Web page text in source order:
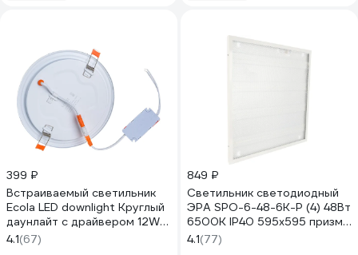
399 ₽
Встраиваемый светильник
Ecola LED downlight Круглый
даунлайт с драйвером 12W
220V 4200K 170x20
DRRV12ELC
4.1(67)
849 ₽
Светильник светодиодный
ЭРА SPO-6-48-6K-P (4) 48Вт
6500К IP40 595х595 призма
с проводом Б0026955
4.1(77)